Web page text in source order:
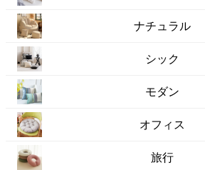
ナチュラル
シック
モダン
オフィス
旅行